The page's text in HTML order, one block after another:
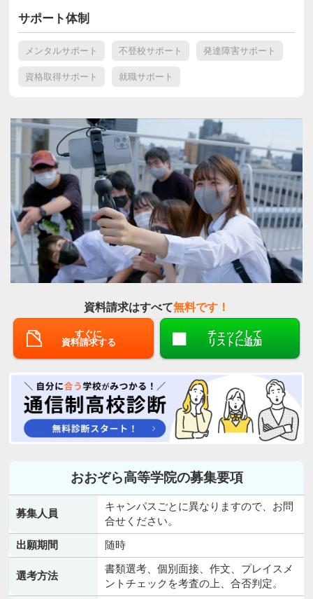
サポート体制
メンタルサポート 不登校サポート 発達障害サポート
資格取得サポート 就職サポート
資料請求はすべて無料です！
すぐに
資料請求する
チェックして
リストに追加
おおぞら高等学院の募集要項
募集人員
キャンパスごとに異なりますので、お問
合せください。
出願期間
随時
選考方法
書類選考、個別面接、作文、プレイスメ
ントチェックを考査の上、合否判定。